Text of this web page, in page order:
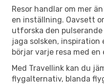
Resor handlar om mer
en inställning. Oavsett
utforska den
jaga solsken,
börjar varje resa med en
Med Travellink kan du
flygalternativ, blanda